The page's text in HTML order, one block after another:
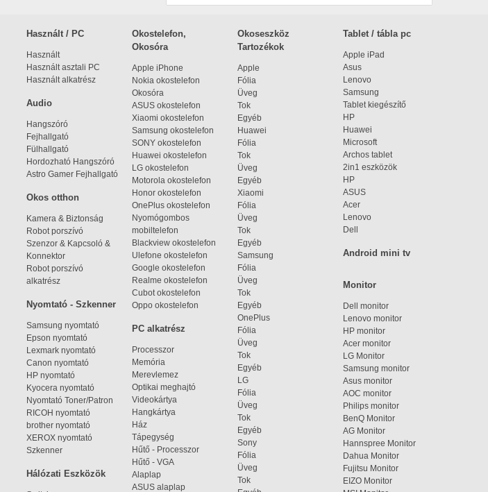
Használt / PC
Használt
Használt asztali PC
Használt alkatrész
Okostelefon,
Okosóra
Apple iPhone
Nokia okostelefon
Okosóra
ASUS okostelefon
Xiaomi okostelefon
Samsung okostelefon
SONY okostelefon
Huawei okostelefon
LG okostelefon
Motorola okostelefon
Honor okostelefon
OnePlus okostelefon
Nyomógombos
mobiltelefon
Blackview okostelefon
Ulefone okostelefon
Google okostelefon
Realme okostelefon
Cubot okostelefon
Oppo okostelefon
Okoseszköz
Tartozékok
Apple
Fólia
Üveg
Tok
Egyéb
Huawei
Fólia
Tok
Üveg
Egyéb
Xiaomi
Fólia
Üveg
Tok
Egyéb
Samsung
Fólia
Üveg
Tok
Egyéb
OnePlus
Fólia
Üveg
Tok
Egyéb
LG
Fólia
Üveg
Tok
Egyéb
Sony
Fólia
Üveg
Tok
Tablet / tábla pc
Apple iPad
Asus
Lenovo
Samsung
Tablet kiegészítő
HP
Huawei
Microsoft
Archos tablet
2in1 eszközök
HP
ASUS
Acer
Lenovo
Dell
Audio
Hangszóró
Fejhallgató
Fülhallgató
Hordozható Hangszóró
Astro Gamer Fejhallgató
Okos otthon
Kamera & Biztonság
Robot porszívó
Szenzor & Kapcsoló &
Konnektor
Robot porszívó
alkatrész
Android mini tv
Monitor
Dell monitor
Lenovo monitor
HP monitor
Acer monitor
LG Monitor
Samsung monitor
Asus monitor
AOC monitor
Philips monitor
BenQ Monitor
AG Monitor
Hannspree Monitor
Dahua Monitor
Fujitsu Monitor
EIZO Monitor
Nyomtató - Szkenner
Samsung nyomtató
Epson nyomtató
Lexmark nyomtató
Canon nyomtató
HP nyomtató
Kyocera nyomtató
Nyomtató Toner/Patron
RICOH nyomtató
brother nyomtató
XEROX nyomtató
Szkenner
PC alkatrész
Processzor
Memória
Merevlemez
Optikai meghajtó
Videokártya
Hangkártya
Ház
Tápegység
Hűtő - Processzor
Hűtő - VGA
Alaplap
ASUS alaplap
Hálózati Eszközök